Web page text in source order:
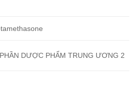
DƯỢC PHẨM TRUNG ƯƠNG 2